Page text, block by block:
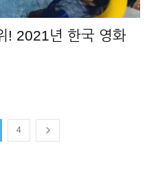
! 2021년 한국 영화
4